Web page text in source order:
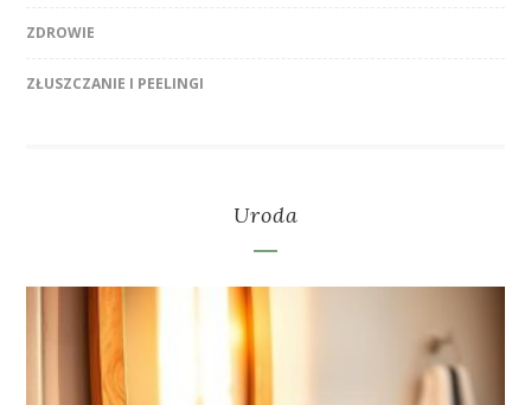
ZDROWIE
ZŁUSZCZANIE I PEELINGI
Uroda